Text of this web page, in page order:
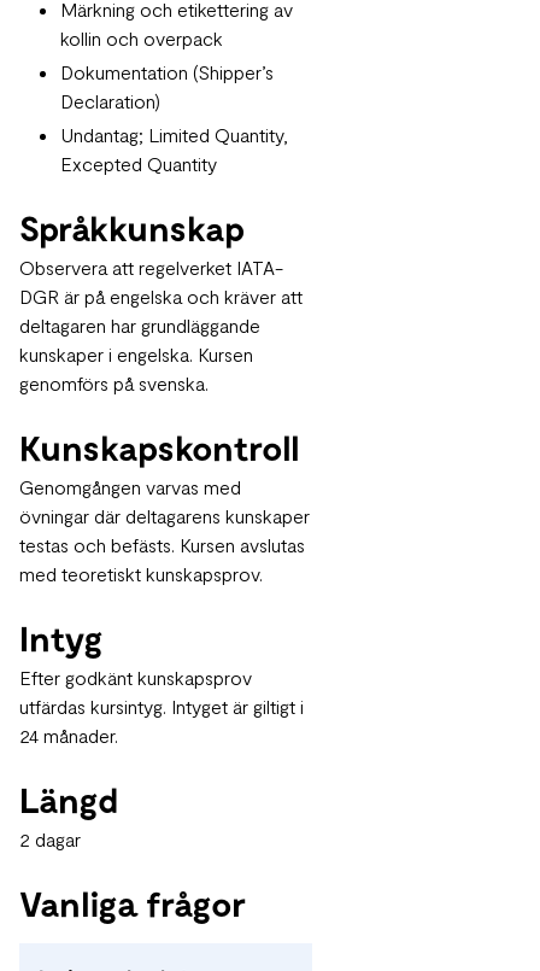
Märkning och etikettering av
kollin och overpack
Dokumentation (Shipper’s
Declaration)
Undantag; Limited Quantity,
Excepted Quantity
Språkkunskap
Observera att regelverket IATA-
DGR är på engelska och kräver att
deltagaren har grundläggande
kunskaper i engelska. Kursen
genomförs på svenska.
Kunskapskontroll
Genomgången varvas med
övningar där deltagarens kunskaper
testas och befästs. Kursen avslutas
med teoretiskt kunskapsprov.
Intyg
Efter godkänt kunskapsprov
utfärdas kursintyg. Intyget är giltigt i
24 månader.
Längd
2 dagar
Vanliga frågor